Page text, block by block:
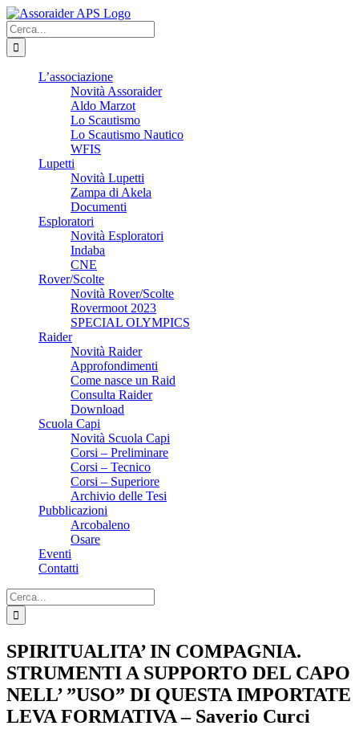
Salta
al
contenuto
Cerca
per:
L’associazione
Novità Assoraider
Aldo Marzot
Lo Scautismo
Lo Scautismo Nautico
WFIS
Lupetti
Novità Lupetti
Zampa di Akela
Documenti
Esploratori
Novità Esploratori
Indaba
CNE
Rover/Scolte
Novità Rover/Scolte
Rovermoot 2023
SPECIAL OLYMPICS
Raider
Novità Raider
Approfondimenti
Come nasce un Raid
Consulta Raider
Download
Scuola Capi
Novità Scuola Capi
Corsi – Preliminare
Corsi – Tecnico
Corsi – Superiore
Archivio delle Tesi
Pubblicazioni
Arcobaleno
Osare
Eventi
Contatti
Cerca
per:
SPIRITUALITA’ IN COMPAGNIA.
STRUMENTI A SUPPORTO DEL CAPO
NELL’ ”USO” DI QUESTA IMPORTATE
LEVA FORMATIVA – Saverio Curci